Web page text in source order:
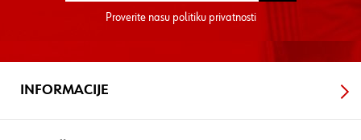
Proverite nasu politiku privatnosti
INFORMACIJE